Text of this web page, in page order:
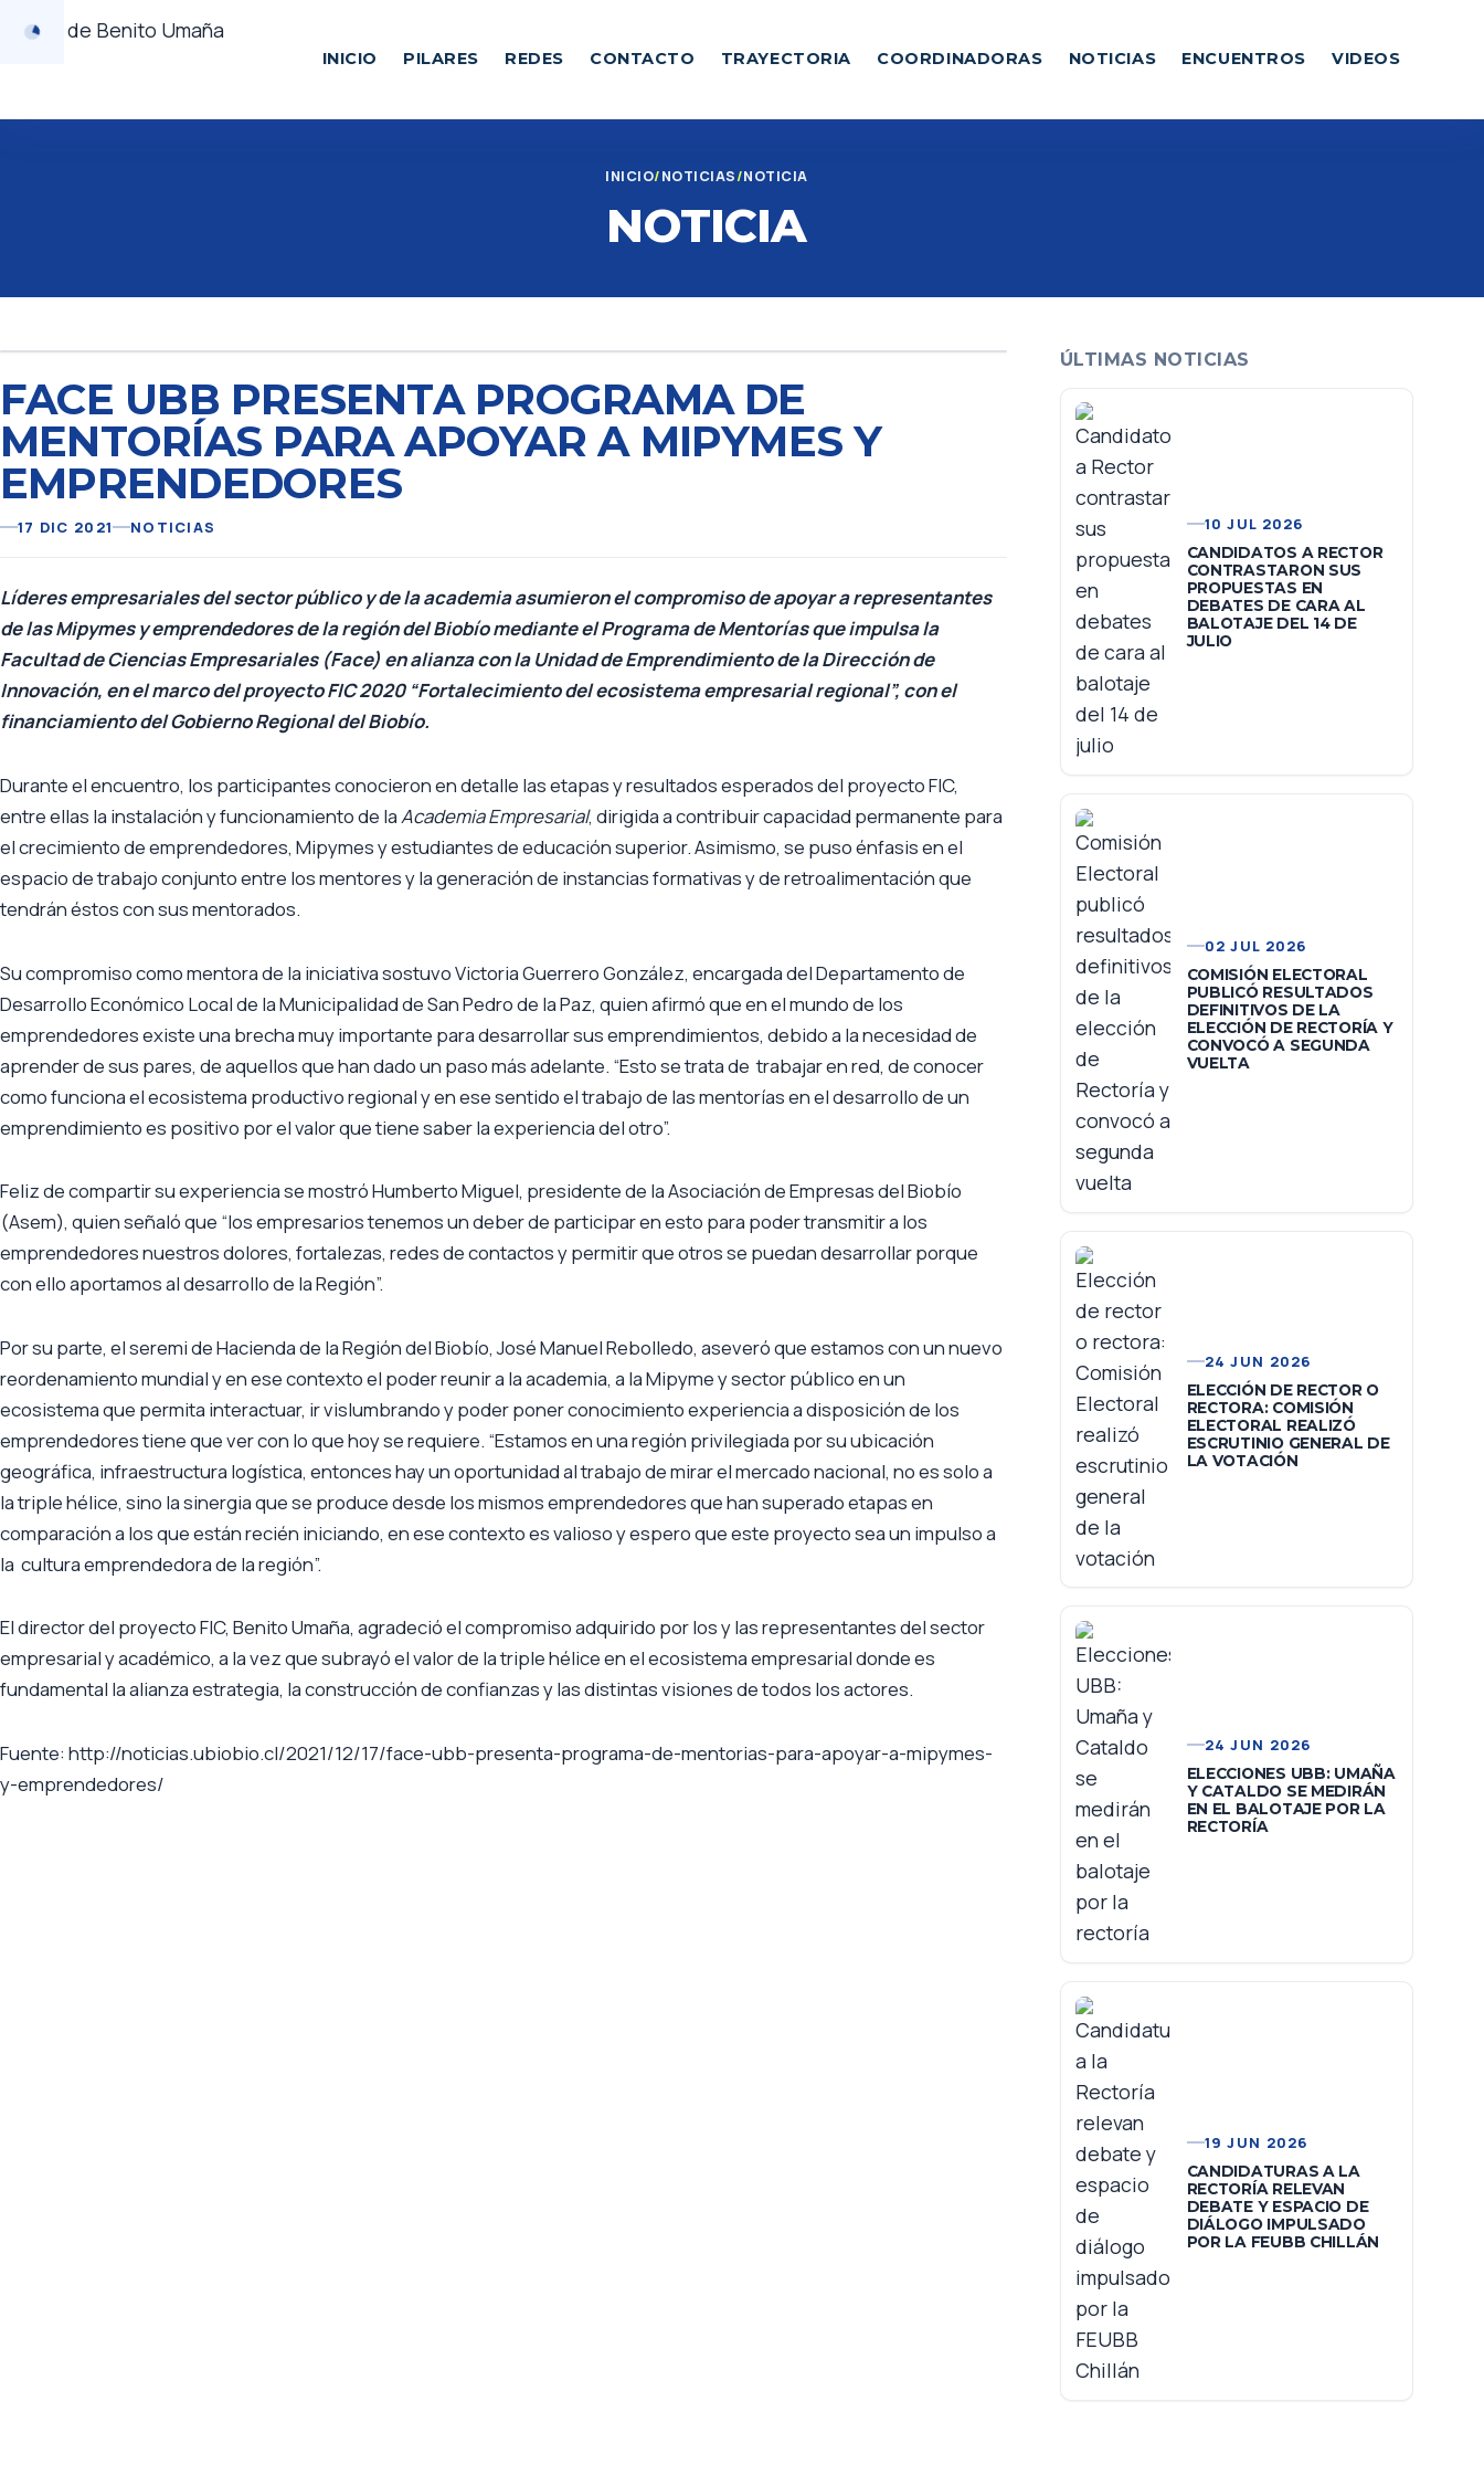
INICIO PILARES REDES CONTACTO TRAYECTORIA COORDINADORAS NOTICIAS ENCUENTROS VIDEOS
INICIO NOTICIAS NOTICIA
NOTICIA
FACE UBB PRESENTA PROGRAMA DE
MENTORÍAS PARA APOYAR A MIPYMES Y
EMPRENDEDORES
17 DIC 2021 NOTICIAS
Líderes empresariales del sector público y de la academia asumieron el compromiso de apoyar a representantes
de las Mipymes y emprendedores de la región del Biobío mediante el Programa de Mentorías que impulsa la
Facultad de Ciencias Empresariales (Face) en alianza con la Unidad de Emprendimiento de la Dirección de
Innovación, en el marco del proyecto FIC 2020 “Fortalecimiento del ecosistema empresarial regional”, con el
financiamiento del Gobierno Regional del Biobío.
Durante el encuentro, los participantes conocieron en detalle las etapas y resultados esperados del proyecto FIC,
entre ellas la instalación y funcionamiento de laAcademia Empresarial, dirigida a contribuir capacidad permanente para
el crecimiento de emprendedores, Mipymes y estudiantes de educación superior. Asimismo, se puso énfasis en el
espacio de trabajo conjunto entre los mentores y la generación de instancias formativas y de retroalimentación que
tendrán éstos con sus mentorados.
Su compromiso como mentora de la iniciativa sostuvo Victoria Guerrero González, encargada del Departamento de
Desarrollo Económico Local de la Municipalidad de San Pedro de la Paz, quien afirmó que en el mundo de los
emprendedores existe una brecha muy importante para desarrollar sus emprendimientos, debido a la necesidad de
aprender de sus pares, de aquellos que han dado un paso más adelante. “Esto se trata de trabajar en red, de conocer
como funciona el ecosistema productivo regional y en ese sentido el trabajo de las mentorías en el desarrollo de un
emprendimiento es positivo por el valor que tiene saber la experiencia del otro”.
Feliz de compartir su experiencia se mostró Humberto Miguel, presidente de la Asociación de Empresas del Biobío
(Asem), quien señaló que “los empresarios tenemos un deber de participar en esto para poder transmitir a los
emprendedores nuestros dolores, fortalezas, redes de contactos y permitir que otros se puedan desarrollar porque
con ello aportamos al desarrollo de la Región”.
Por su parte, el seremi de Hacienda de la Región del Biobío, José Manuel Rebolledo, aseveró que estamos con un nuevo
reordenamiento mundial y en ese contexto el poder reunir a la academia, a la Mipyme y sector público en un
ecosistema que permita interactuar, ir vislumbrando y poder poner conocimiento experiencia a disposición de los
emprendedores tiene que ver con lo que hoy se requiere. “Estamos en una región privilegiada por su ubicación
geográfica, infraestructura logística, entonces hay un oportunidad al trabajo de mirar el mercado nacional, no es solo a
la triple hélice, sino la sinergia que se produce desde los mismos emprendedores que han superado etapas en
comparación a los que están recién iniciando, en ese contexto es valioso y espero que este proyecto sea un impulso a
la cultura emprendedora de la región”.
El director del proyecto FIC, Benito Umaña, agradeció el compromiso adquirido por los y las representantes del sector
empresarial y académico, a la vez que subrayó el valor de la triple hélice en el ecosistema empresarial donde es
fundamental la alianza estrategia, la construcción de confianzas y las distintas visiones de todos los actores.
Fuente: http://noticias.ubiobio.cl/2021/12/17/face-ubb-presenta-programa-de-mentorias-para-apoyar-a-mipymes-
y-emprendedores/
ÚLTIMAS NOTICIAS
10 JUL 2026
CANDIDATOS A RECTOR
CONTRASTARON SUS
PROPUESTAS EN
DEBATES DE CARA AL
BALOTAJE DEL 14 DE
JULIO
02 JUL 2026
COMISIÓN ELECTORAL
PUBLICÓ RESULTADOS
DEFINITIVOS DE LA
ELECCIÓN DE RECTORÍA Y
CONVOCÓ A SEGUNDA
VUELTA
24 JUN 2026
ELECCIÓN DE RECTOR O
RECTORA: COMISIÓN
ELECTORAL REALIZÓ
ESCRUTINIO GENERAL DE
LA VOTACIÓN
24 JUN 2026
ELECCIONES UBB: UMAÑA
Y CATALDO SE MEDIRÁN
EN EL BALOTAJE POR LA
RECTORÍA
19 JUN 2026
CANDIDATURAS A LA
RECTORÍA RELEVAN
DEBATE Y ESPACIO DE
DIÁLOGO IMPULSADO
POR LA FEUBB CHILLÁN